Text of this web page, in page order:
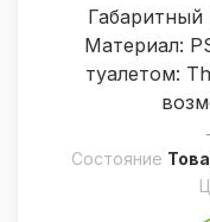
Материал:
туалетом:
Состояние